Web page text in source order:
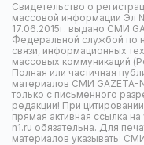
Свидетельство о
массовой информации Эл
17.06.2015г. выдано СМИ
Федеральной службой по
связи, информационных
массовых коммуникаций
Полная или частичная
материалов СМИ GAZETA-
только с письменного
редакции! При
прямая активная ссылка
n1.ru обязательна. Для
материалов указывать: